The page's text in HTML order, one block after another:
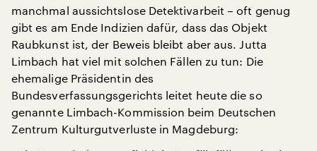
manchmal aussichtslose Detektivarbeit – oft genug
gibt es am Ende Indizien dafür, dass das Objekt
Raubkunst ist, der Beweis bleibt aber aus. Jutta
Limbach hat viel mit solchen Fällen zu tun: Die
ehemalige Präsidentin des
Bundesverfassungsgerichts leitet heute die so
genannte Limbach-Kommission beim Deutschen
Zentrum Kulturgutverluste in Magdeburg: